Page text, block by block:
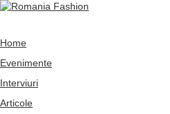
Home
Evenimente
Interviuri
Articole